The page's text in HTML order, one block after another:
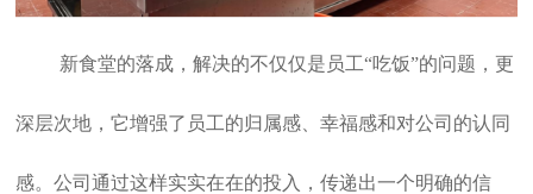
新食堂的落成，解决的不仅仅是员工“吃饭”的问题，更
深层次地，它增强了员工的归属感、幸福感和对公司的认同
感。公司通过这样实实在在的投入，传递出一个明确的信